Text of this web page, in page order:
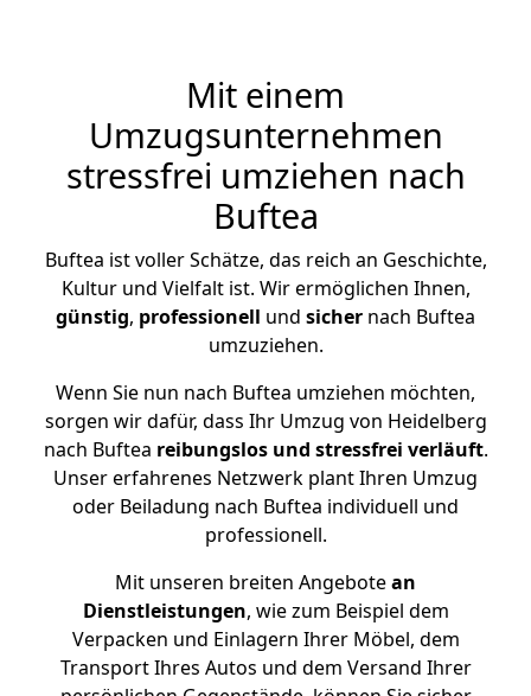
Mit einem
Umzugsunternehmen
stressfrei umziehen nach
Buftea
Buftea ist voller Schätze, das reich an Geschichte,
Kultur und Vielfalt ist. Wir ermöglichen Ihnen,
günstig, professionell und sicher nach Buftea
umzuziehen.
Wenn Sie nun nach Buftea umziehen möchten,
sorgen wir dafür, dass Ihr Umzug von Heidelberg
nach Buftea reibungslos und stressfrei verläuft.
Unser erfahrenes Netzwerk plant Ihren Umzug
oder Beiladung nach Buftea individuell und
professionell.
Mit unseren breiten Angebotean
Dienstleistungen, wie zum Beispiel dem
Verpacken und Einlagern Ihrer Möbel, dem
Transport Ihres Autos und dem Versand Ihrer